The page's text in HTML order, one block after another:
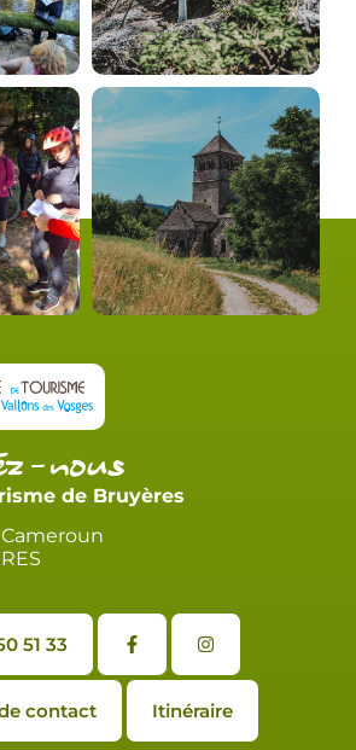
nous
de Bruyères
51 33
contact Itinéraire